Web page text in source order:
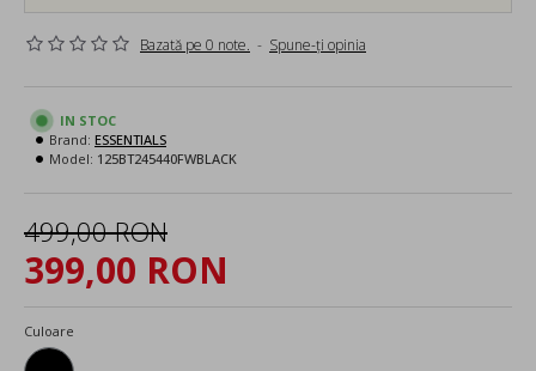
Bazată pe 0 note. - Spune-ţi opinia
399,00 RON
499,00 RON
IN STOC
Brand: ESSENTIALS
Model: 125BT245440FWBLACK
Culoare